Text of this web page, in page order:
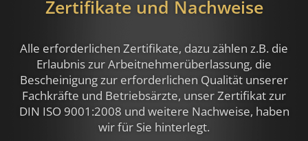
Zertifikate und Nachweise
Alle erforderlichen Zertifikate, dazu zählen z.B. die
Erlaubnis zur Arbeitnehmerüberlassung, die
Bescheinigung zur erforderlichen Qualität unserer
Fachkräfte und Betriebsärzte, unser Zertifikat zur
DIN ISO 9001:2008 und weitere Nachweise, haben
wir für Sie hinterlegt.